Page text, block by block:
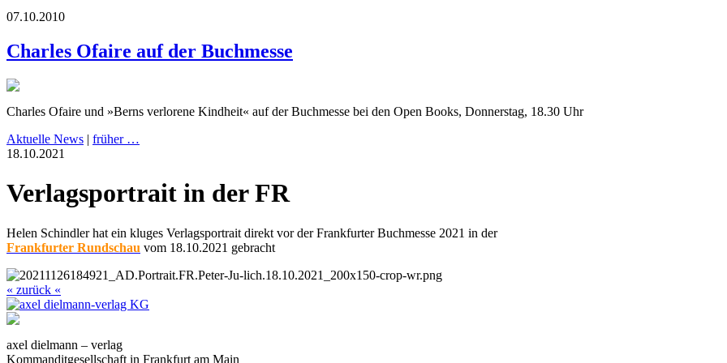
07.10.2010
Charles Ofaire auf der Buchmesse
Charles Ofaire und »Berns verlorene Kindheit« auf der Buchmesse bei den Open Books, Donnerstag, 18.30 Uhr
Aktuelle News | früher …
18.10.2021
Verlagsportrait in der FR
Helen Schindler hat ein kluges Verlagsportrait direkt vor der Frankfurter Buchmesse 2021 in der
Frankfurter Rundschau vom 18.10.2021 gebracht
« zurück «
axel dielmann – verlag
Kommanditgesellschaft in Frankfurt am Main